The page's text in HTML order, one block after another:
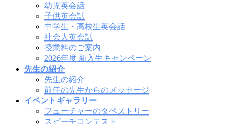
幼児英会話
子供英会話
中学生・高校生英会話
社会人英会話
授業料のご案内
2026年度 新入生キャンペーン
先生の紹介
先生の紹介
前任の先生からのメッセージ
イベントギャラリー
フューチャーのタペストリー
スピーチコンテスト